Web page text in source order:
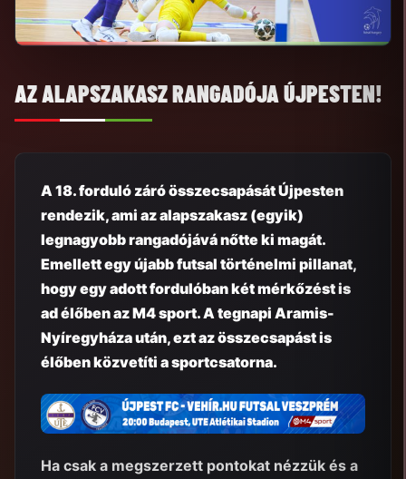
AZ ALAPSZAKASZ RANGADÓJA ÚJPESTEN!
A 18. forduló záró összecsapását Újpesten
rendezik, ami az alapszakasz (egyik)
legnagyobb rangadójává nőtte ki magát.
Emellett egy újabb futsal történelmi pillanat,
hogy egy adott fordulóban két mérkőzést is
ad élőben az M4 sport. A tegnapi Aramis-
Nyíregyháza után, ezt az összecsapást is
élőben közvetíti a sportcsatorna.
Ha csak a megszerzett pontokat nézzük és a